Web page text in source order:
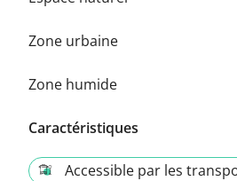
Zone urbaine
Zone humide
Caractéristiques
Accessible par les